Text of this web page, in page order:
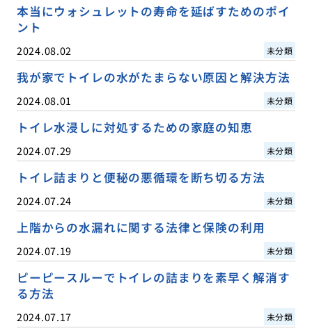
本当にウォシュレットの寿命を延ばすためのポイ
ント
2024.08.02 未分類
我が家でトイレの水がたまらない原因と解決方法
2024.08.01 未分類
トイレ水浸しに対処するための家庭の知恵
2024.07.29 未分類
トイレ詰まりと便秘の悪循環を断ち切る方法
2024.07.24 未分類
上階からの水漏れに関する法律と保険の利用
2024.07.19 未分類
ピーピースルーでトイレの詰まりを素早く解消す
る方法
2024.07.17 未分類